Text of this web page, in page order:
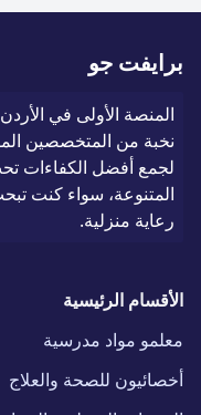
برايفت جو
المنصة الأولى في
نخبة من المتخصصين
لجمع أفضل الكفاءات
المتنوعة، سواء كنت
رعاية منزلية.
الأقسام الرئيسية
معلمو مواد مدرسية
أخصائيون للصحة والعلاج